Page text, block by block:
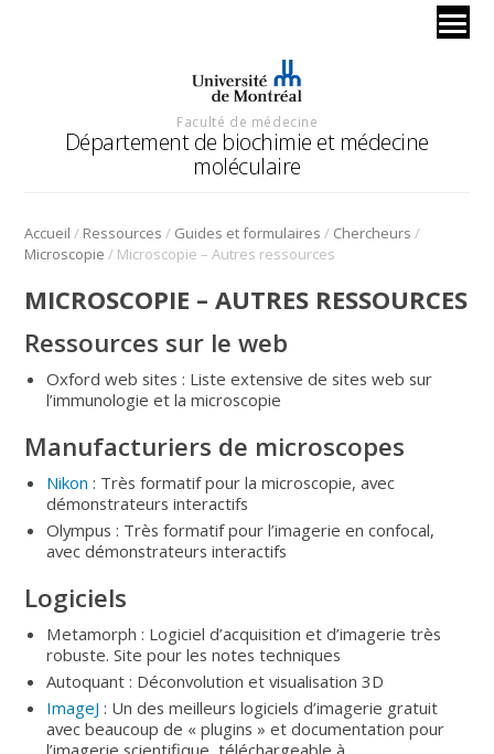
Faculté de médecine
Département de biochimie et médecine
moléculaire
Accueil / Ressources / Guides et formulaires / Chercheurs /
Microscopie / Microscopie – Autres ressources
MICROSCOPIE – AUTRES RESSOURCES
Ressources sur le web
Oxford web sites : Liste extensive de sites web sur
l’immunologie et la microscopie
Manufacturiers de microscopes
Nikon : Très formatif pour la microscopie, avec
démonstrateurs interactifs
Olympus : Très formatif pour l’imagerie en confocal,
avec démonstrateurs interactifs
Logiciels
Metamorph : Logiciel d’acquisition et d’imagerie très
robuste. Site pour les notes techniques
Autoquant : Déconvolution et visualisation 3D
ImageJ : Un des meilleurs logiciels d’imagerie gratuit
avec beaucoup de « plugins » et documentation pour
l’imagerie scientifique, téléchargeable à